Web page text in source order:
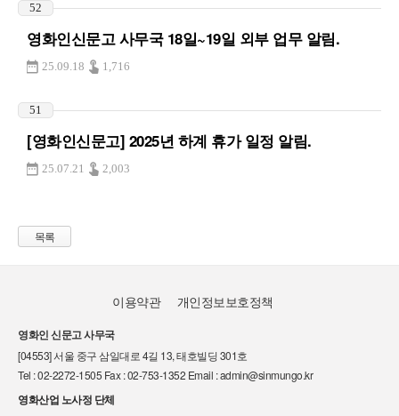
52
영화인신문고 사무국 18일~19일 외부 업무 알림.
25.09.18 1,716
51
[영화인신문고] 2025년 하계 휴가 일정 알림.
25.07.21 2,003
목록
이용약관 개인정보보호정책
영화인 신문고 사무국
[04553] 서울 중구 삼일대로 4길 13, 태호빌딩 301호
Tel : 02-2272-1505 Fax : 02-753-1352 Email : admin@sinmungo.kr
영화산업 노사정 단체